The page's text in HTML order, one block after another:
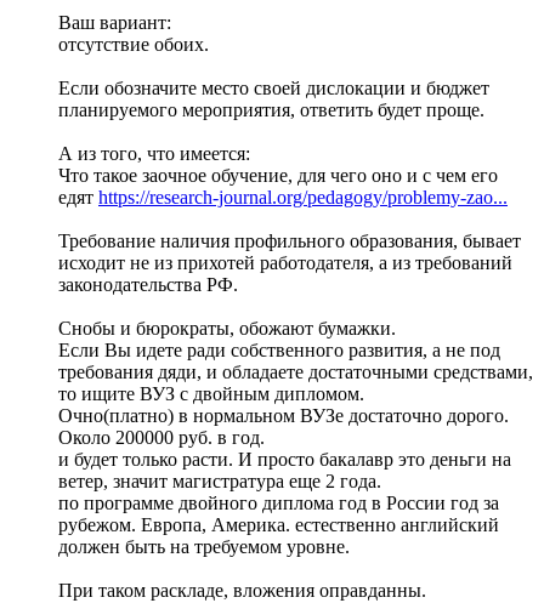
Ваш вариант:
отсутствие обоих.
Если обозначите место своей дислокации и бюджет
планируемого мероприятия, ответить будет проще.
А из того, что имеется:
Что такое заочное обучение, для чего оно и с чем его
едят https://research-journal.org/pedagogy/problemy-zao...
Требование наличия профильного образования, бывает
исходит не из прихотей работодателя, а из требований
законодательства РФ.
Снобы и бюрократы, обожают бумажки.
Если Вы идете ради собственного развития, а не под
требования дяди, и обладаете достаточными средствами,
то ищите ВУЗ с двойным дипломом.
Очно(платно) в нормальном ВУЗе достаточно дорого.
Около 200000 руб. в год.
и будет только расти. И просто бакалавр это деньги на
ветер, значит магистратура еще 2 года.
по программе двойного диплома год в России год за
рубежом. Европа, Америка. естественно английский
должен быть на требуемом уровне.
При таком раскладе, вложения оправданны.